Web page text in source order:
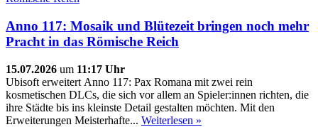
Anno 117: Mosaik und Blütezeit bringen noch mehr
Pracht in das Römische Reich
15.07.2026 um 11:17 Uhr
Ubisoft erweitert Anno 117: Pax Romana mit zwei rein
kosmetischen DLCs, die sich vor allem an Spieler:innen richten, die
ihre Städte bis ins kleinste Detail gestalten möchten. Mit den
Erweiterungen Meisterhafte... Weiterlesen »